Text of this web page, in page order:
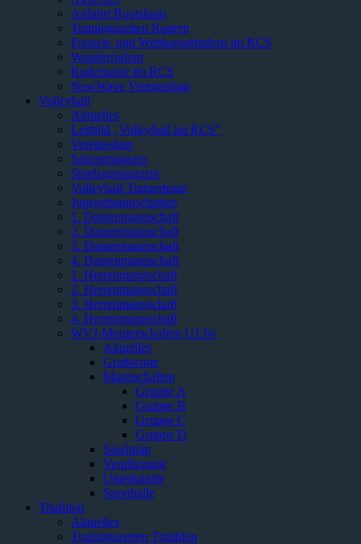
Anfahrt Bootshaus
Trainingszeiten Rudern
Freizeit- und Wettkampfrudern im RCS
Wanderrudern
Ruderkurse im RCS
NewWave Vereinsshop
Volleyball
Aktuelles
Leitbild „Volleyball im RCS“
Vereinsshop
Saisonmagazin
Spieltagsmagazin
Volleyball-Trainerteam
Jugendmannschaften
1. Damenmannschaft
2. Damenmannschaft
3. Damenmannschaft
4. Damenmannschaft
1. Herrenmannschaft
2. Herrenmannschaft
3. Herrenmannschaft
4. Herrenmannschaft
WVJ-Meisterschaften U13w
Aktuelles
Grußworte
Mannschaften
Gruppe A
Gruppe B
Gruppe C
Gruppe D
Spielplan
Verpflegung
Unterkünfte
Sporthalle
Triathlon
Aktuelles
Trainingszeiten Triathlon